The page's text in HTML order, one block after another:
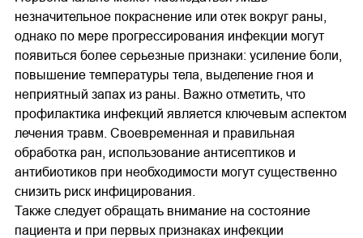
незначительное покраснение или отек вокруг раны,
однако по мере прогрессирования инфекции могут
появиться более серьезные признаки: усиление боли,
повышение температуры тела, выделение гноя и
неприятный запах из раны. Важно отметить, что
профилактика инфекций является ключевым аспектом
лечения травм. Своевременная и правильная
обработка ран, использование антисептиков и
антибиотиков при необходимости могут существенно
снизить риск инфицирования.
Также следует обращать внимание на состояние
пациента и при первых признаках инфекции